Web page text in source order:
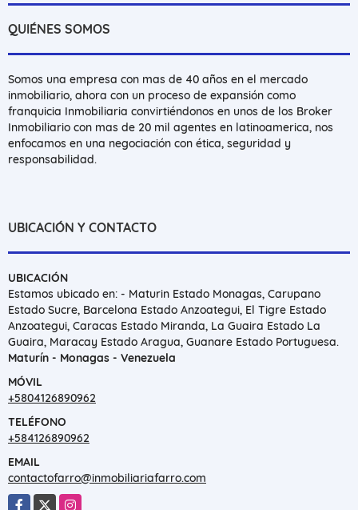
QUIÉNES SOMOS
Somos una empresa con mas de 40 años en el mercado
inmobiliario, ahora con un proceso de expansión como
franquicia Inmobiliaria convirtiéndonos en unos de los Broker
Inmobiliario con mas de 20 mil agentes en latinoamerica, nos
enfocamos en una negociación con ética, seguridad y
responsabilidad.
UBICACIÓN Y CONTACTO
UBICACIÓN
Estamos ubicado en: - Maturin Estado Monagas, Carupano
Estado Sucre, Barcelona Estado Anzoategui, El Tigre Estado
Anzoategui, Caracas Estado Miranda, La Guaira Estado La
Guaira, Maracay Estado Aragua, Guanare Estado Portuguesa.
Maturín - Monagas - Venezuela
MÓVIL
+5804126890962
TELÉFONO
+584126890962
EMAIL
contactofarro@inmobiliariafarro.com
Facebook
X Instagram